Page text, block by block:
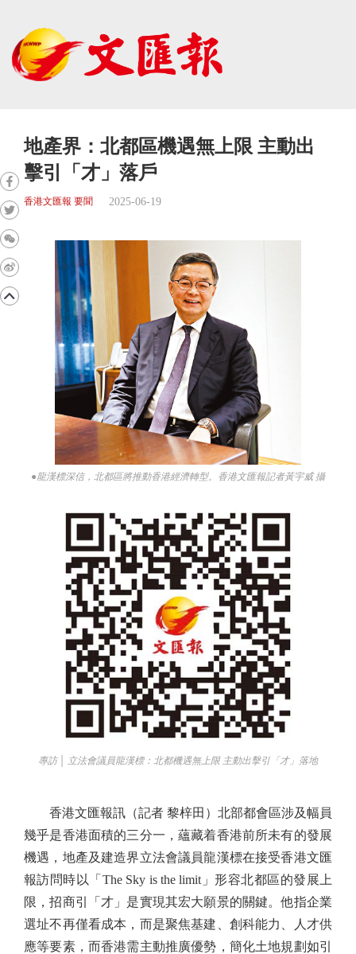
地產界：北都區機遇無上限 主動出
擊引「才」落戶
香港文匯報 要聞 2025-06-19
●龍漢標深信，北都區將推動香港經濟轉型。香港文匯報記者黃宇威 攝
專訪 │ 立法會議員龍漢標：北都機遇無上限 主動出擊引「才」落地
香港文匯報訊（記者 黎梓田）北部都會區涉及幅員
幾乎是香港面積的三分一，蘊藏着香港前所未有的發展
機遇，地產及建造界立法會議員龍漢標在接受香港文匯
報訪問時以「The Sky is the limit」形容北都區的發展上
限，招商引「才」是實現其宏大願景的關鍵。他指企業
選址不再僅看成本，而是聚焦基建、創科能力、人才供
應等要素，而香港需主動推廣優勢，簡化土地規劃如引